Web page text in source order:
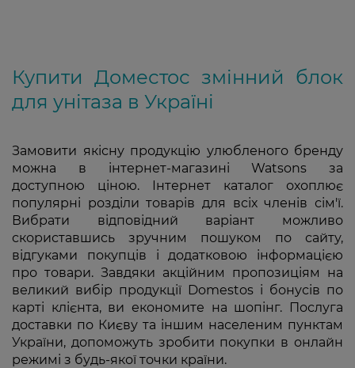
Купити Доместос змінний блок
для унітаза в Україні
Замовити якісну продукцію улюбленого бренду
можна в інтернет-магазині Watsons за
доступною ціною. Інтернет каталог охоплює
популярні розділи товарів для всіх членів сім'ї.
Вибрати відповідний варіант можливо
скориставшись зручним пошуком по сайту,
відгуками покупців і додатковою інформацією
про товари. Завдяки акційним пропозиціям на
великий вибір продукції Domestos і бонусів по
карті клієнта, ви економите на шопінг. Послуга
доставки по Києву та іншим населеним пунктам
України, допоможуть зробити покупки в онлайн
режимі з будь-якої точки країни.